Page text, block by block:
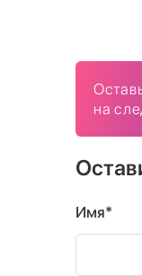
на
Имя*